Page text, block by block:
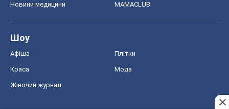
Новини медицини MAMACLUB
Шоу
Афіша Плітки
Краса Мода
Жіночий журнал